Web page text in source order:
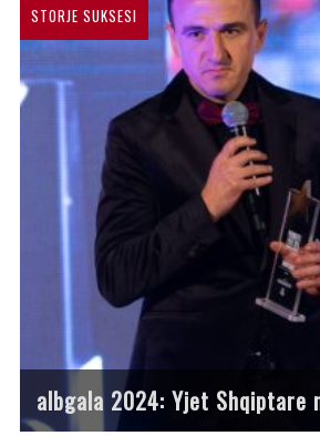
STORJE SUKSESI
albgala 2024: Yjet Shqiptare